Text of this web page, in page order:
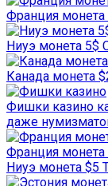
Франция монета
Ниуэ монета 5$
Канада монета
Фишки казино
даже
Франция
Ниуэ монета $5